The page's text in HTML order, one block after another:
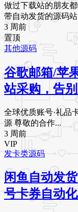
做过下载站的朋友
带自动发货的源码
3 周前
置顶
其他源码
谷歌邮箱/苹
站采购，告
全球优质账号·礼品
源 尊敬的合作...
3 周前
VIP
发卡类源码
闲鱼自动发
号卡券自动